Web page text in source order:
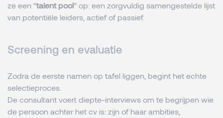
ze een “talent pool” op: een zorgvuldig samengestelde lijst
van potentiële leiders, actief of passief.
Screening en evaluatie
Zodra de eerste namen op tafel liggen, begint het echte
selectieproces.
De consultant voert diepte-interviews om te begrijpen wie
de persoon achter het cv is: zijn of haar ambities,